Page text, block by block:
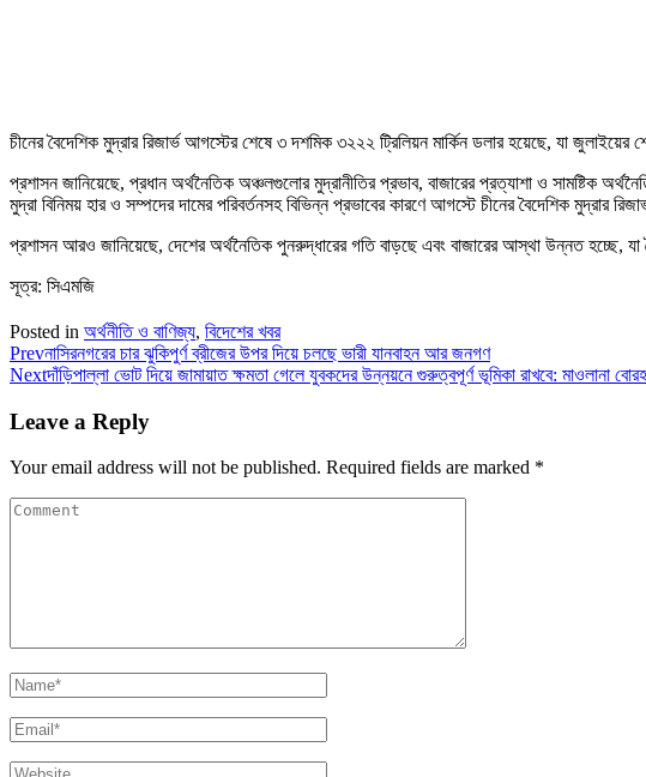
চীনের বৈদেশিক মুদ্রার রিজার্ভ আগস্টের শেষে ৩ দশমিক ৩২২২ ট্রিলিয়ন মার্কিন ডলার হয়েছে, যা
প্রশাসন জানিয়েছে, প্রধান অর্থনৈতিক অঞ্চলগুলোর মুদ্রানীতির প্রভাব, বাজারের প্রত্যাশা ও সামষ্টিক
মুদ্রা বিনিময় হার ও সম্পদের দামের পরিবর্তনসহ বিভিন্ন প্রভাবের কারণে আগস্টে চীনের বৈদেশিক মুদ্রার
প্রশাসন আরও জানিয়েছে, দেশের অর্থনৈতিক পুনরুদ্ধারের গতি বাড়ছে এবং বাজারের আস্থা উন্নত হচ্ছে, যা
সূত্র: সিএমজি
Posted in অর্থনীতি ও বাণিজ্য, বিদেশের খবর
Prevনাসিরনগরের চার ঝুকিপুর্ণ ব্রীজের উপর দিয়ে চলছে ভারী যানবাহন আর জনগণ
Nextদাঁড়িপাল্লা ভোট দিয়ে জামায়াত ক্ষমতা গেলে যুবকদের উন্নয়নে গুরুত্বপূর্ণ ভূমিকা রাখবে: মাওলানা
Leave a Reply
Your email address will not be published. Required fields are marked *